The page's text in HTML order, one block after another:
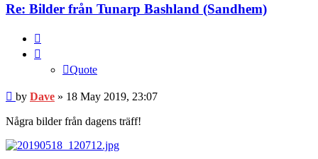
Re: Bilder från Tunarp Bashland (Sandhem)
Quote
Post
by Dave » 18 May 2019, 23:07
Några bilder från dagens träff!